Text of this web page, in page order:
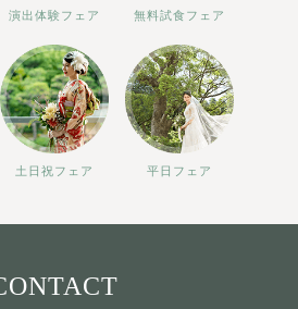
演出体験フェア 無料試食フェア
土日祝フェア 平日フェア